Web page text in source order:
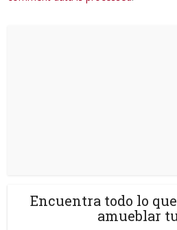
Encuentra todo lo
amueblar